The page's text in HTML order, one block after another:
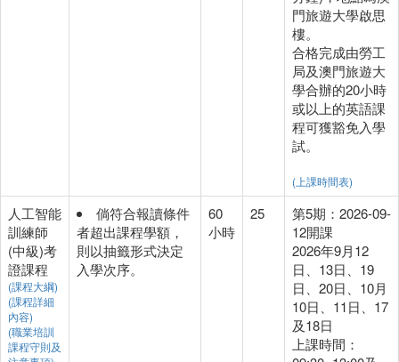
門旅遊大學啟思
樓。
合格完成由勞工
局及澳門旅遊大
學合辦的20小時
或以上的英語課
程可獲豁免入學
試。
(上課時間表)
人工智能
訓練師
(中級)考
證課程
(課程大綱)
(課程詳細
內容)
(職業培訓
課程守則及
倘符合報讀條件
者超出課程學額，
則以抽籤形式決定
入學次序。
60
小時
25
第5期：2026-09-
12開課
2026年9月12
日、13日、19
日、20日、10月
10日、11日、17
及18日
上課時間：